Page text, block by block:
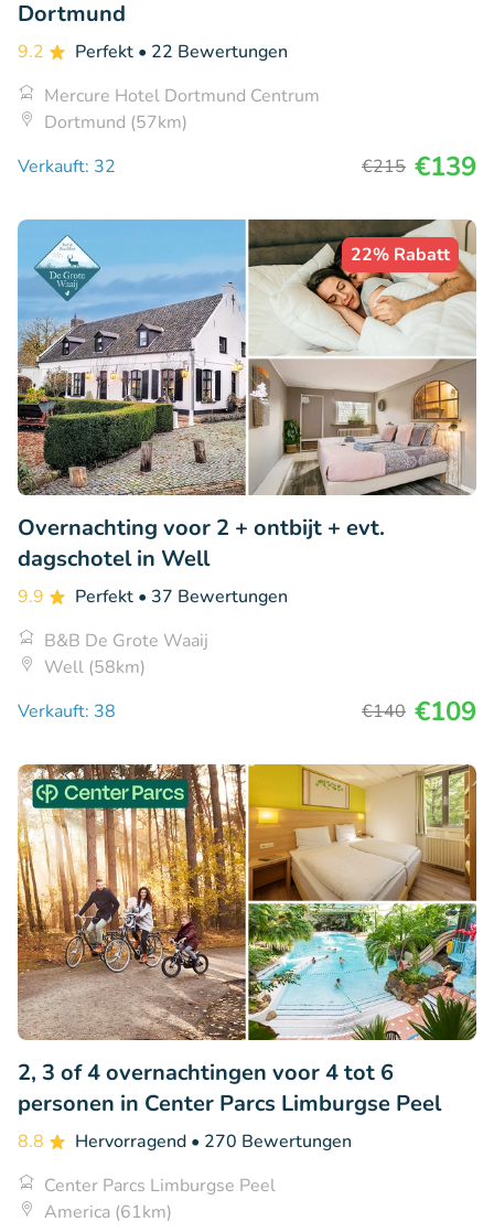
Dortmund
9.2 Perfekt • 22 Bewertungen
Mercure Hotel Dortmund Centrum
Dortmund (57km)
Verkauft: 32
€215 €139
22% Rabatt
Overnachting voor 2 + ontbijt + evt.
dagschotel in Well
9.9 Perfekt • 37 Bewertungen
B&B De Grote Waaij
Well (58km)
Verkauft: 38
€140 €109
2, 3 of 4 overnachtingen voor 4 tot 6
personen in Center Parcs Limburgse Peel
8.8 Hervorragend • 270 Bewertungen
Center Parcs Limburgse Peel
America (61km)